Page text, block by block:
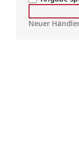
Neuer